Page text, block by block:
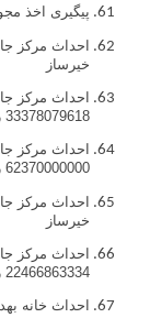
پیگیری اخذ
خیرساز
33378079618 ريال
62370000000 ریال
خیرساز
22466863334 ريال
احداث خانه